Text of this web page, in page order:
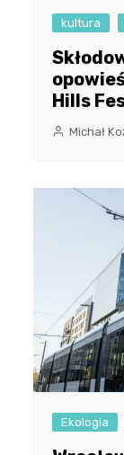
kultura
Hills
Michał
Ekologia